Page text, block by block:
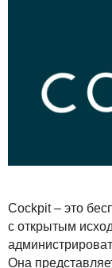
Cockpit – это
с открытым
Она